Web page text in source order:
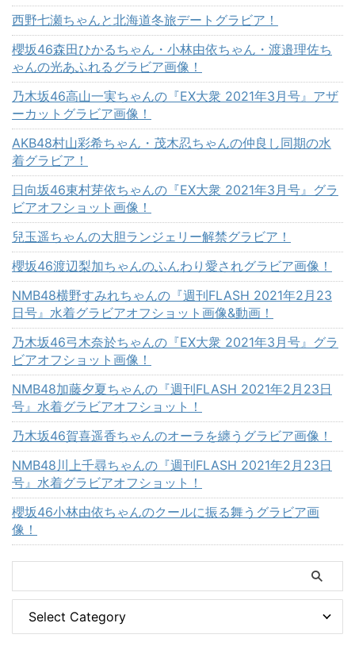
西野七瀬ちゃんと北海道冬旅デートグラビア！
櫻坂46森田ひかるちゃん・小林由依ちゃん・渡邉理佐ち
ゃんの光あふれるグラビア画像！
乃木坂46高山一実ちゃんの『EX大衆 2021年3月号』アザ
ーカットグラビア画像！
AKB48村山彩希ちゃん・茂木忍ちゃんの仲良し同期の水
着グラビア！
日向坂46東村芽依ちゃんの『EX大衆 2021年3月号』グラ
ビアオフショット画像！
兒玉遥ちゃんの大胆ランジェリー解禁グラビア！
櫻坂46渡辺梨加ちゃんのふんわり愛されグラビア画像！
NMB48横野すみれちゃんの『週刊FLASH 2021年2月23
日号』水着グラビアオフショット画像&動画！
乃木坂46弓木奈於ちゃんの『EX大衆 2021年3月号』グラ
ビアオフショット画像！
NMB48加藤夕夏ちゃんの『週刊FLASH 2021年2月23日
号』水着グラビアオフショット！
乃木坂46賀喜遥香ちゃんのオーラを纏うグラビア画像！
NMB48川上千尋ちゃんの『週刊FLASH 2021年2月23日
号』水着グラビアオフショット！
櫻坂46小林由依ちゃんのクールに振る舞うグラビア画
像！